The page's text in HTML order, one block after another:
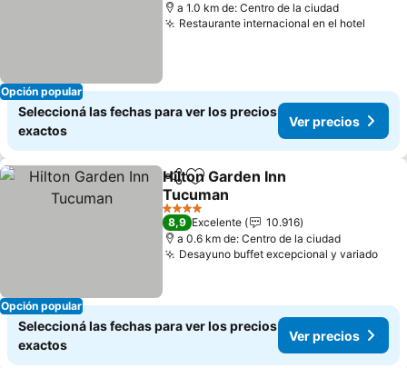
Opción popular
a 1.0 km de: Centro de la ciudad
Restaurante internacional en el hotel
Seleccioná las fechas para ver los precios
exactos
Ver precios
Opción popular
CompartirAñadir a favoritos
Hilton Garden Inn
Tucuman
4 Estrellas
8,9 Excelente
10.916
a 0.6 km de: Centro de la ciudad
Desayuno buffet excepcional y variado
Seleccioná las fechas para ver los precios
exactos
Ver precios